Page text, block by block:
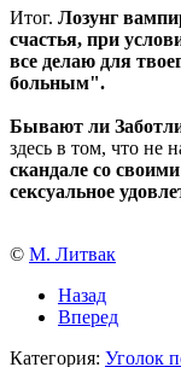
Итог. Лозунг
счастья, при
все делаю для
больным".
Бывают ли
здесь в том, что не
скандале со
сексуальное
© М. Литвак
Назад
Вперед
Категория: Уголок